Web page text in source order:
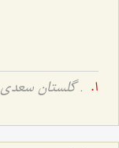
.گلستان سعدی